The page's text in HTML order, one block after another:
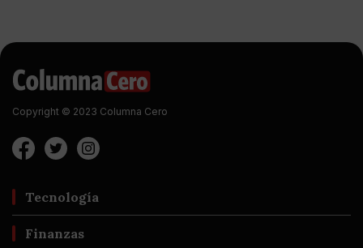
Copyright © 2023 Columna Cero
Tecnología
Finanzas